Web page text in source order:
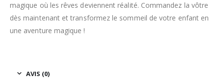
magique où les rêves deviennent réalité. Commandez la vôtre
dès maintenant et transformez le sommeil de votre enfant en
une aventure magique !
AVIS (0)